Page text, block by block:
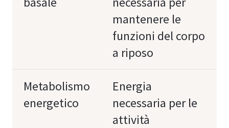
mantenere le
funzioni del corpo
a riposo
Metabolismo
energetico
Energia
necessaria per le
attività